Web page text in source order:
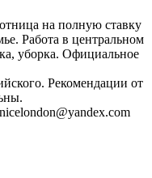
на полную ставку
Работа в центральном
уборка. Официальное
Рекомендации от